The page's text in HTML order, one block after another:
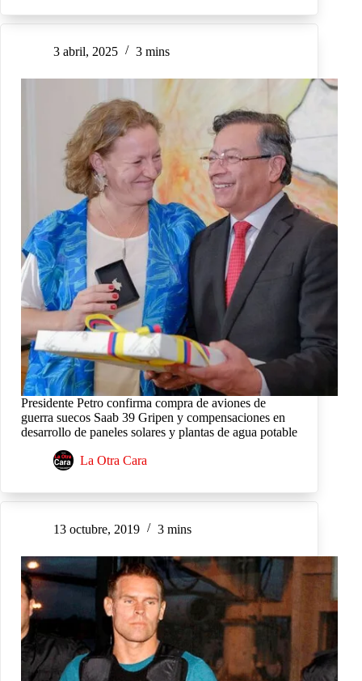
3 abril, 2025 3 mins
Presidente Petro confirma compra de aviones de
guerra suecos Saab 39 Gripen y compensaciones en
desarrollo de paneles solares y plantas de agua potable
La Otra Cara
13 octubre, 2019 3 mins